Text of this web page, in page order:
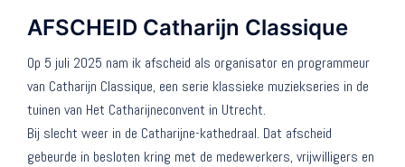
AFSCHEID Catharijn Classique
Op 5 juli 2025 nam ik afscheid als organisator en programmeur
van Catharijn Classique, een serie klassieke muziekseries in de
tuinen van Het Catharijneconvent in Utrecht.
Bij slecht weer in de Catharijne-kathedraal. Dat afscheid
gebeurde in besloten kring met de medewerkers, vrijwilligers en